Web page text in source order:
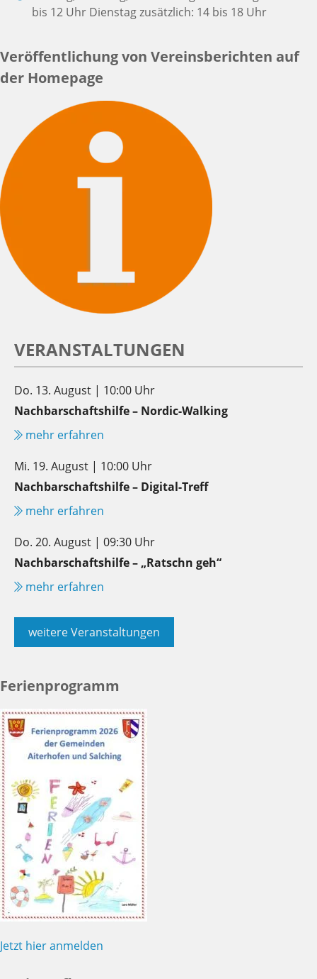
bis 12 Uhr Dienstag zusätzlich: 14 bis 18 Uhr
Veröffentlichung von Vereinsberichten auf
der Homepage
VERANSTALTUNGEN
Do. 13. August | 10:00 Uhr
Nachbarschaftshilfe – Nordic-Walking
mehr erfahren
Mi. 19. August | 10:00 Uhr
Nachbarschaftshilfe – Digital-Treff
mehr erfahren
Do. 20. August | 09:30 Uhr
Nachbarschaftshilfe – „Ratschn geh“
mehr erfahren
weitere Veranstaltungen
Ferienprogramm
Jetzt hier anmelden